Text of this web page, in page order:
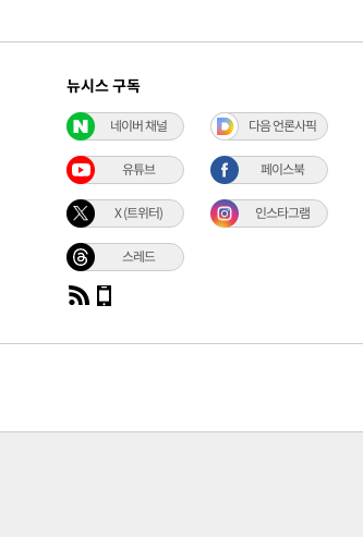
뉴시스 구독
네이버 채널 다음 언론사픽
유튜브 페이스북
X (트위터) 인스타그램
스레드